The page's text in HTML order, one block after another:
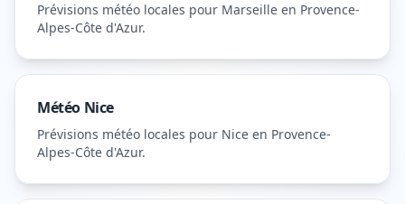
Prévisions météo locales pour Marseille en Provence-
Alpes-Côte d'Azur.
Météo Nice
Prévisions météo locales pour Nice en Provence-
Alpes-Côte d'Azur.